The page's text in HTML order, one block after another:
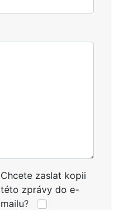
Chcete zaslat kopii
této zprávy do e-
mailu?